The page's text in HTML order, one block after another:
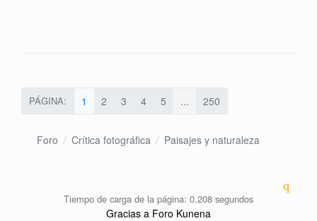
PÁGINA: 1 2 3 4 5 ... 250
Foro Crítica fotográfica Paisajes y naturaleza
Tiempo de carga de la página: 0.208 segundos
Gracias a Foro Kunena